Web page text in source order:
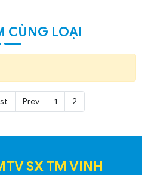
CÙNG LOẠI
Prev 1 2
SX TM VINH